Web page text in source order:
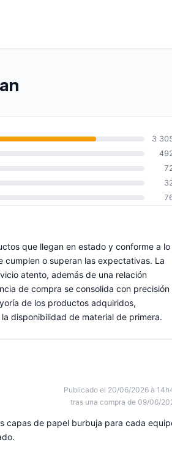
3
que llegan en estado y conforme a lo
o superan las expectativas. La
atento, además de una relación
de compra se consolida con precisión
de los productos adquiridos,
disponibilidad de material de primera.
Publicado el 20/06/2026 à
tras una compra de 09/06/
capas de papel burbuja para cada